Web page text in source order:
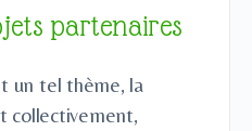
partenaires
un tel thème, la
collectivement,